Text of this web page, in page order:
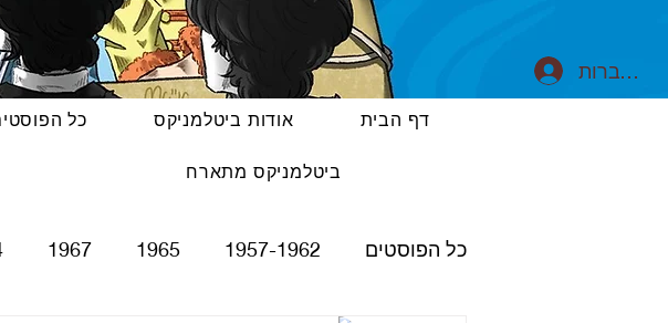
דף הבית אודות ביטלמניקס כל
ביטלמניקס מתארח
כל הפוסטים 1957-1962
1965
1967